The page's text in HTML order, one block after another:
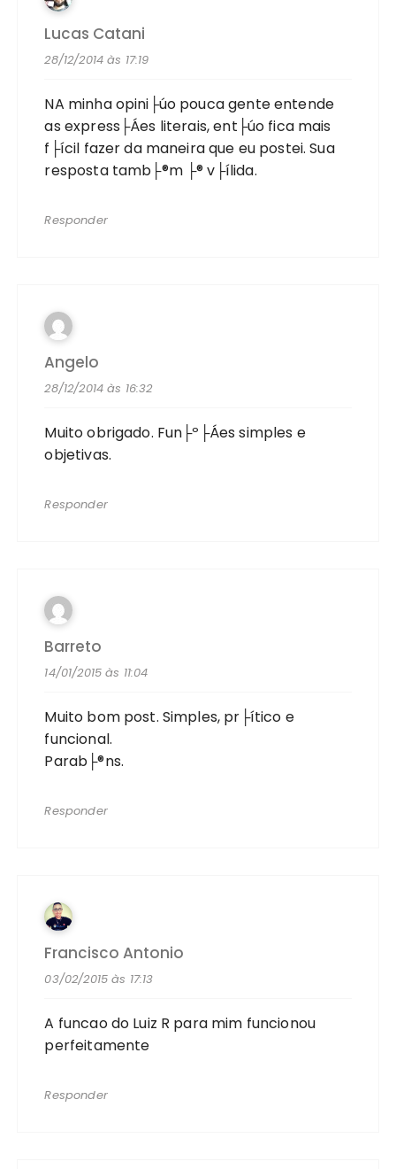
Lucas Catani
28/12/2014 às 17:19
NA minha opini├úo pouca gente entende
as express├Áes literais, ent├úo fica mais
f├ícil fazer da maneira que eu postei. Sua
resposta tamb├®m ├® v├ílida.
Responder
Angelo
28/12/2014 às 16:32
Muito obrigado. Fun├º├Áes simples e
objetivas.
Responder
Barreto
14/01/2015 às 11:04
Muito bom post. Simples, pr├ítico e
funcional.
Parab├®ns.
Responder
Francisco Antonio
03/02/2015 às 17:13
A funcao do Luiz R para mim funcionou
perfeitamente
Responder